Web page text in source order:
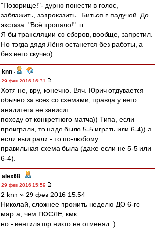
"Позорище!"- дурно понести в голос,
заблажить, запроказить.. Биться в падучей. До
экстаза. "Всё пропало!". гг
Я бы трансляции со сборов, вообще, запретил.
Но тогда дядя Лёня останется без работы, а
без него скучно)
knn -
29 фев 2016 16:31
Хотя не, вру, конечно. Вяч. Юрич отдувается
обычно за всех со схемами, правда у него
аналитега не зависит
походу от конкретного матча)) Типа, если
проиграли, то надо было 5-5 играть или 6-4)) а
если выиграли - то по-любому
правильная схема была (даже если не 5-5 или
6-4).
alex68 -
29 фев 2016 15:59
2 knn » 29 фев 2016 15:54
Николай, сложнее прожить неделю ДО 6-го
марта, чем ПОСЛЕ, кмк...
но - вентилятор никто не отменял :)